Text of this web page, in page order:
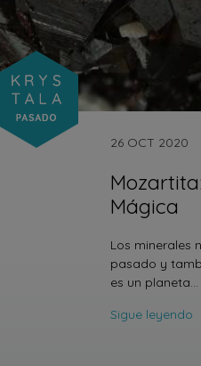
26 OCT 2020
Mágica
Los minerales
pasado y
es un planeta…
Sigue leyendo